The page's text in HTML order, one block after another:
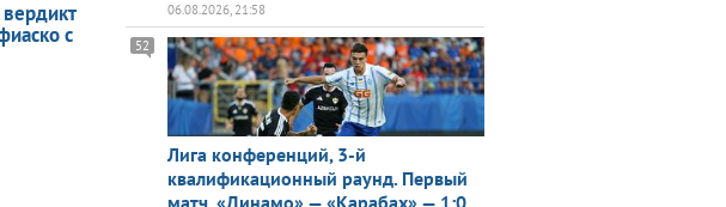
06.08.2026, 21:58
Лига конференций, 3-й
квалификационный раунд. Первый
матч. «Динамо» — «Карабах» — 1:0.
52